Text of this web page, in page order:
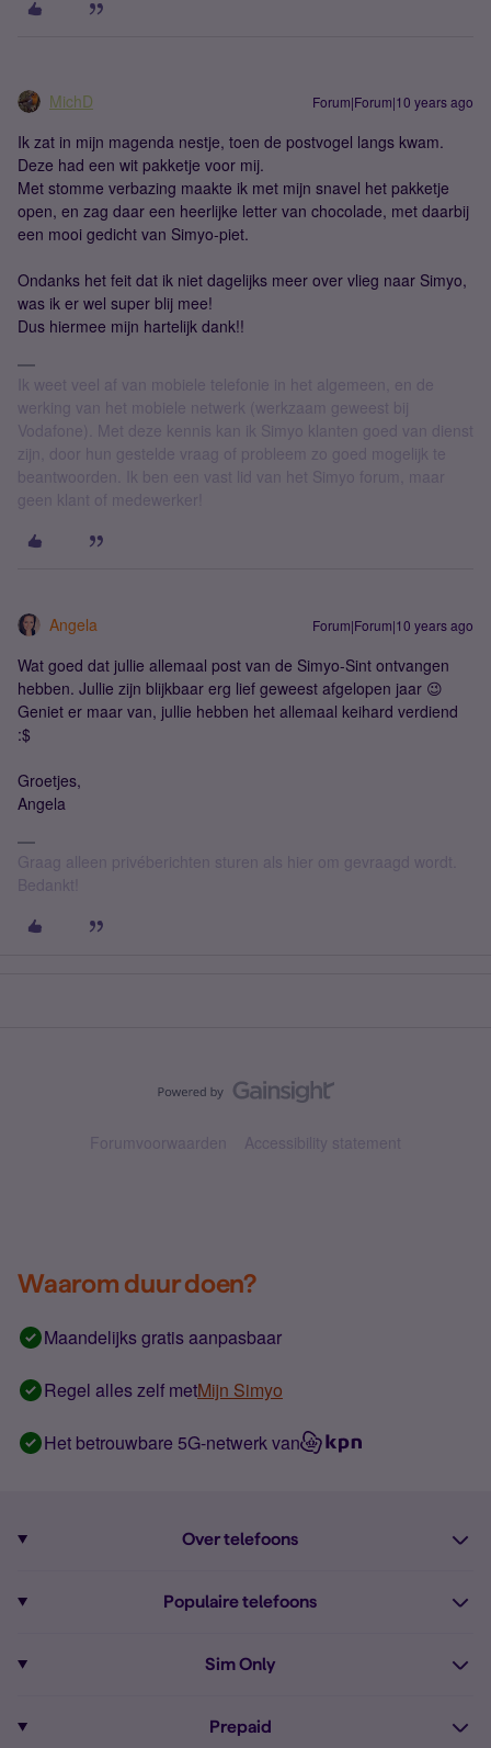
MichD Forum|Forum|10 years ago
Ik zat in mijn magenda nestje, toen de postvogel langs kwam.
Deze had een wit pakketje voor mij.
Met stomme verbazing maakte ik met mijn snavel het pakketje
open, en zag daar een heerlijke letter van chocolade, met daarbij
een mooi gedicht van Simyo-piet.
Ondanks het feit dat ik niet dagelijks meer over vlieg naar Simyo,
was ik er wel super blij mee!
Dus hiermee mijn hartelijk dank!!
Ik weet veel af van mobiele telefonie in het algemeen, en de
werking van het mobiele netwerk (werkzaam geweest bij
Vodafone). Met deze kennis kan ik Simyo klanten goed van dienst
zijn, door hun gestelde vraag of probleem zo goed mogelijk te
beantwoorden. Ik ben een vast lid van het Simyo forum, maar
geen klant of medewerker!
Angela Forum|Forum|10 years ago
Wat goed dat jullie allemaal post van de Simyo-Sint ontvangen
hebben. Jullie zijn blijkbaar erg lief geweest afgelopen jaar 😉
Geniet er maar van, jullie hebben het allemaal keihard verdiend
:$
Groetjes,
Angela
Graag alleen privéberichten sturen als hier om gevraagd wordt.
Bedankt!
Forumvoorwaarden Accessibility statement
Waarom duur doen?
Maandelijks gratis aanpasbaar
Regel alles zelf metMijn Simyo
Het betrouwbare 5G-netwerk van
Over telefoons
Alle telefoons
Populaire telefoons
iPhone 16
Sim Only
Prepaid